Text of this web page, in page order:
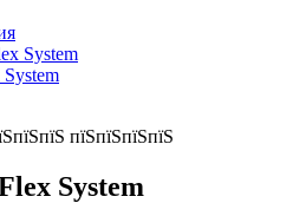
System
System